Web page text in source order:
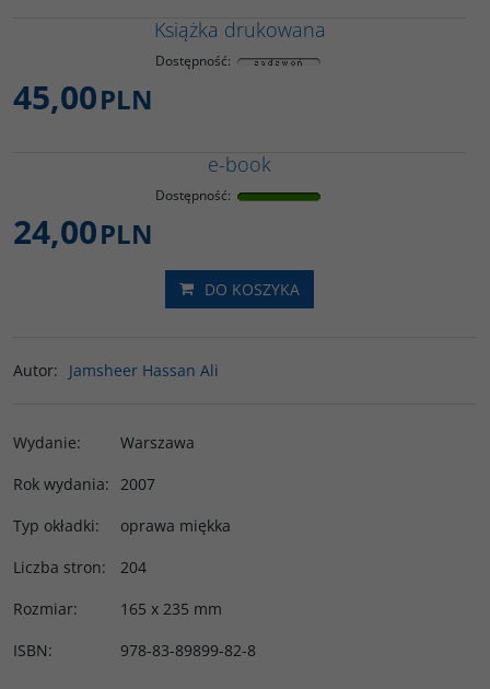
Książka drukowana
Dostępność:
45,00PLN
e-book
Dostępność:
24,00PLN
DO KOSZYKA
Autor: Jamsheer Hassan Ali
Wydanie:
Warszawa
Rok wydania: 2007
Typ okładki:
oprawa miękka
Liczba stron:
204
Rozmiar:
165 x 235 mm
ISBN: 978-83-89899-82-8